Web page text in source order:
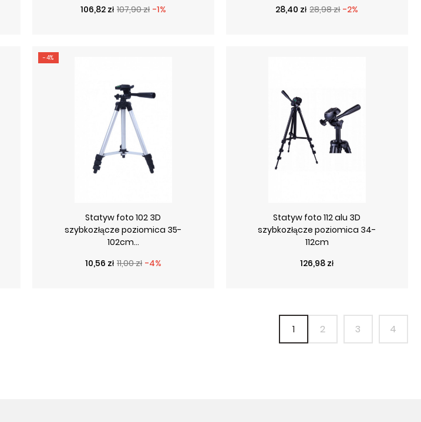
Cena podstawowa
107,90 zł -1%
Cena
106,82 zł
Cena podstawowa
28,98 zł -2%
Cena
28,40 zł
-4%
Statyw foto 102 3D
szybkozłącze poziomica 35-
102cm...
Cena podstawowa
11,00 zł -4%
Cena
10,56 zł
Statyw foto 112 alu 3D
szybkozłącze poziomica 34-
112cm
Cena
126,98 zł
1 2 3 4